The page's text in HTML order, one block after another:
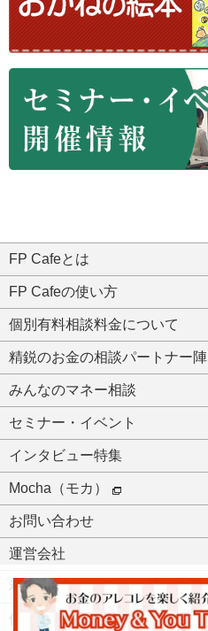
FP Cafeとは
FP Cafeの使い方
個別有料相談料金について
精鋭のお金の相談パートナー陣
みんなのマネー相談
セミナー・イベント
インタビュー特集
Mocha（モカ）
お問い合わせ
運営会社
利用規約
個人情報保護方針